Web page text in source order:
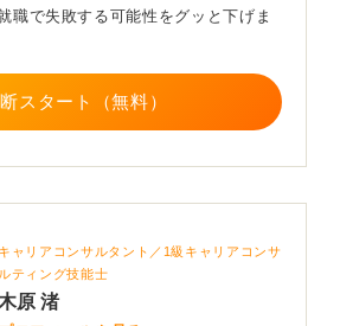
職で失敗する可能性をグッと下げま
スタート（無料）
キャリアコンサルタント／1級キャリアコンサ
ルティング技能士
原 渚